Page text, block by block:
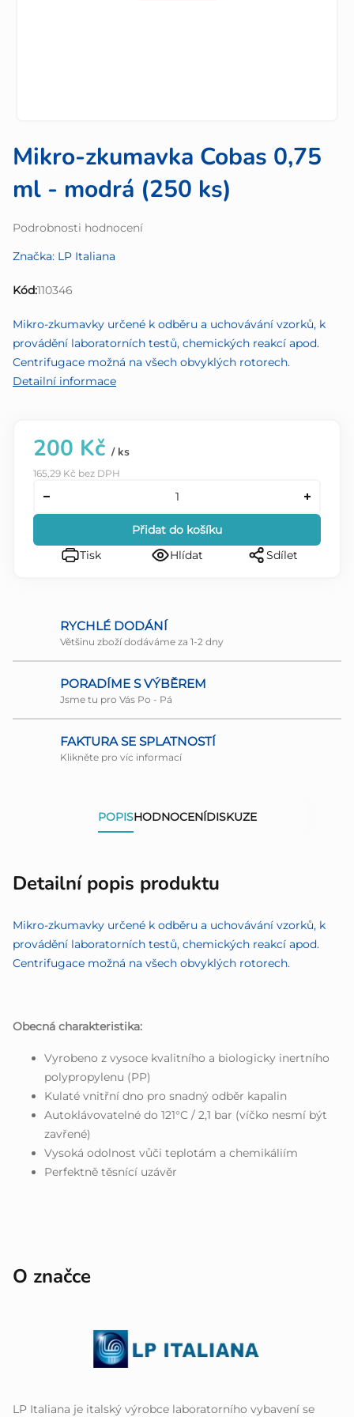
Mikro-zkumavka Cobas 0,75
ml - modrá (250 ks)
Průměrné
produktu
0,0
hvězdiček.
Podrobnosti hodnocení
Značka: LP Italiana
Kód:110346
Mikro-zkumavky určené k odběru a uchovávání vzorků, k
provádění laboratorních testů, chemických reakcí apod.
Centrifugace možná na všech obvyklých rotorech.
Detailní informace
200 Kč / ks
165,29 Kč bez DPH
Přidat do košíku
Tisk
Hlídat Sdílet
RYCHLÉ DODÁNÍ
Většinu zboží dodáváme za 1-2 dny
PORADÍME S VÝBĚREM
Jsme tu pro Vás Po - Pá
FAKTURA SE SPLATNOSTÍ
Klikněte pro víc informací
POPISHODNOCENÍDISKUZE
Detailní popis produktu
Mikro-zkumavky určené k odběru a uchovávání vzorků, k
provádění laboratorních testů, chemických reakcí apod.
Centrifugace možná na všech obvyklých rotorech.
Obecná charakteristika:
Vyrobeno z vysoce kvalitního a biologicky inertního
polypropylenu (PP)
Kulaté vnitřní dno pro snadný odběr kapalin
Autoklávovatelné do 121°C / 2,1 bar (víčko nesmí být
zavřené)
Vysoká odolnost vůči teplotám a chemikáliím
Perfektně těsnící uzávěr
O značce
LP Italiana je italský výrobce laboratorního vybavení se